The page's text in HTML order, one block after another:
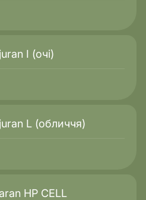
I (очі)
L (обличчя)
HP CELL